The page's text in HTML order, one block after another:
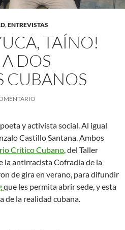
,ENTREVISTAS
TAÍNO!
DOS
CUBANOS
y activista social. Al igual
Castillo Santana. Ambos
Crítico Cubano, del Taller
la antirracista Cofradía de la
de gira en verano, para difundir
que les permita abrir sede, y esta
de la realidad cubana.
taíno! Entrevista a dos